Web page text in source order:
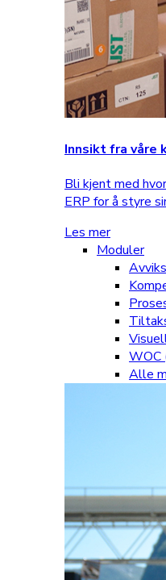
Innsikt fra våre
Bli kjent med
ERP for å styre
Les mer
Moduler
WOC
Alle